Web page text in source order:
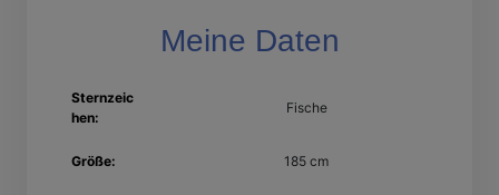
Meine Daten
Sternzeic
hen:
Fische
Größe: 185 cm